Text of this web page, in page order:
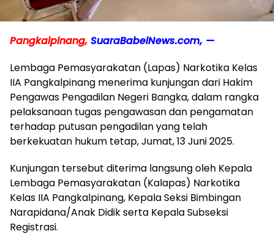
Pangkalpinang, SuaraBabelNews.com, —
Lembaga Pemasyarakatan (Lapas) Narkotika Kelas
IIA Pangkalpinang menerima kunjungan dari Hakim
Pengawas Pengadilan Negeri Bangka, dalam rangka
pelaksanaan tugas pengawasan dan pengamatan
terhadap putusan pengadilan yang telah
berkekuatan hukum tetap, Jumat, 13 Juni 2025.
Kunjungan tersebut diterima langsung oleh Kepala
Lembaga Pemasyarakatan (Kalapas) Narkotika
Kelas IIA Pangkalpinang, Kepala Seksi Bimbingan
Narapidana/Anak Didik serta Kepala Subseksi
Registrasi.